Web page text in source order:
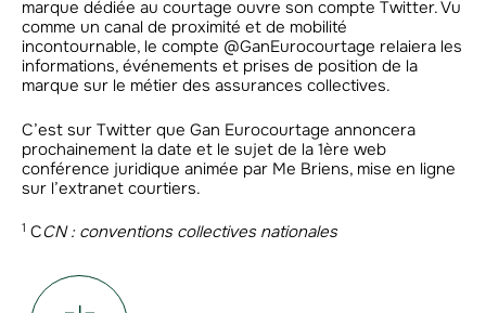
marque dédiée au courtage ouvre son compte Twitter. Vu
comme un canal de proximité et de mobilité
incontournable, le compte @GanEurocourtage relaiera les
informations, événements et prises de position de la
marque sur le métier des assurances collectives.
C’est sur Twitter que Gan Eurocourtage annoncera
prochainement la date et le sujet de la 1ère web
conférence juridique animée par Me Briens, mise en ligne
sur l’extranet courtiers.
1 CCN : conventions collectives nationales